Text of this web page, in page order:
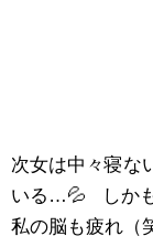
次女は中々寝な
いる…💦 しかも
私の脳も疲れ（